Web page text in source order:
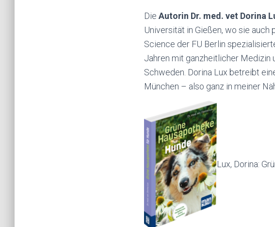
Die Autorin Dr. med. vet Dorina
Universität in Gießen, wo sie auch
Science der FU Berlin
Jahren mit ganzheitlicher Medizin
Schweden. Dorina Lux betreibt
München – also ganz in meiner
Lux, Dorina: